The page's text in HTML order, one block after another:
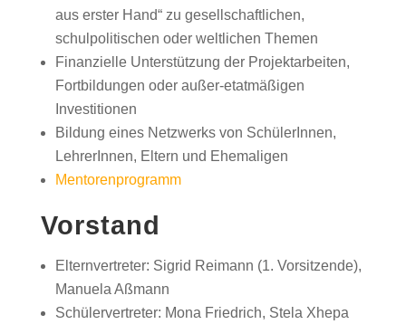
aus erster Hand“ zu gesellschaftlichen,
schulpolitischen oder weltlichen Themen
Finanzielle Unterstützung der Projektarbeiten,
Fortbildungen oder außer-etatmäßigen
Investitionen
Bildung eines Netzwerks von SchülerInnen,
LehrerInnen, Eltern und Ehemaligen
Mentorenprogramm
Vorstand
Elternvertreter: Sigrid Reimann (1. Vorsitzende),
Manuela Aßmann
Schülervertreter: Mona Friedrich, Stela Xhepa